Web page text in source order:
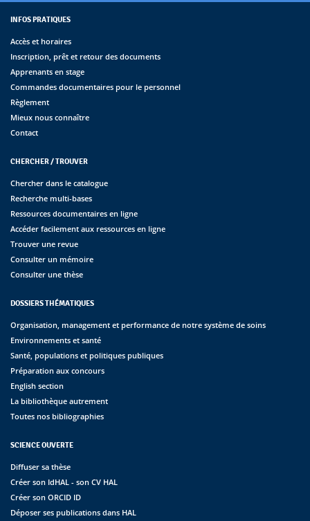
INFOS PRATIQUES
Accès et horaires
Inscription, prêt et retour des documents
Apprenants en stage
Commandes documentaires pour le personnel
Règlement
Mieux nous connaître
Contact
CHERCHER / TROUVER
Chercher dans le catalogue
Recherche multi-bases
Ressources documentaires en ligne
Accéder facilement aux ressources en ligne
Trouver une revue
Consulter un mémoire
Consulter une thèse
DOSSIERS THÉMATIQUES
Organisation, management et performance de notre système de soins
Environnements et santé
Santé, populations et politiques publiques
Préparation aux concours
English section
La bibliothèque autrement
Toutes nos bibliographies
SCIENCE OUVERTE
Diffuser sa thèse
Créer son IdHAL - son CV HAL
Créer son ORCID ID
Déposer ses publications dans HAL